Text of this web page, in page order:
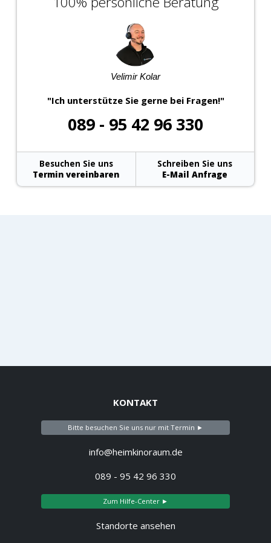
Velimir Kolar
"Ich unterstütze Sie gerne bei Fragen!"
089 - 95 42 96 330
Besuchen Sie uns
Termin vereinbaren
Schreiben Sie uns
E-Mail Anfrage
KONTAKT
Bitte besuchen Sie uns nur mit Termin ►
info@heimkinoraum.de
089 - 95 42 96 330
Zum Hilfe-Center ►
Standorte ansehen